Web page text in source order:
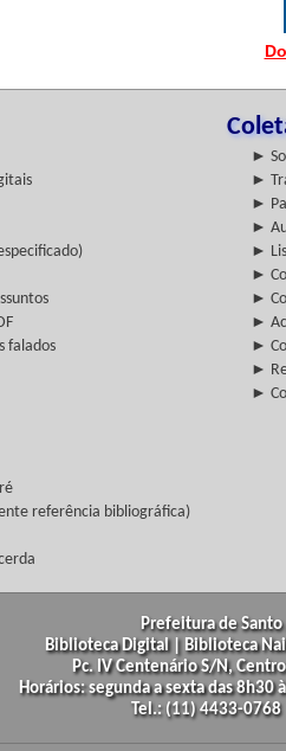
►
►
►
►
►
►
►
►
falados
►
►
►
referência bibliográfica)
Prefeitura de
Biblioteca Digital | Biblioteca
Pc. IV Centenário S/N,
Horários: segunda a sexta das
Tel.: (11) 4433-